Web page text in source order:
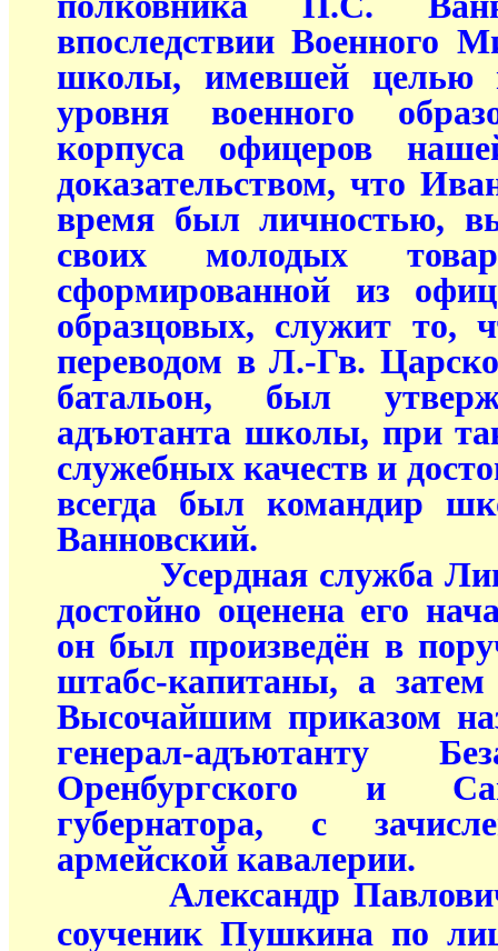
впоследствии Военного
школы, имевшей целью
уровня военного
корпуса офицеров
доказательством, что
время был личностью,
своих молодых
сформированной из
образцовых, служит то,
переводом в Л.-Гв.
батальон, был
адъютанта школы, при
служебных качеств и
всегда был командир
Ванновский.
Усердная служба
достойно оценена его
он был произведён в
штабс-капитаны, а
Высочайшим приказом
генерал-адъютанту
Оренбургского и
губернатора, с
армейской кавалерии.
Александр
соученик Пушкина по